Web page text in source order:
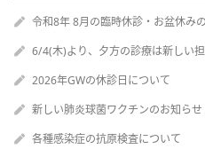
令和8年 8月の臨時休診・お盆休み
6/4(木)より、夕方の診療は新しい担
2026年GWの休診日について
新しい肺炎球菌ワクチンのお知らせ
各種感染症の抗原検査について